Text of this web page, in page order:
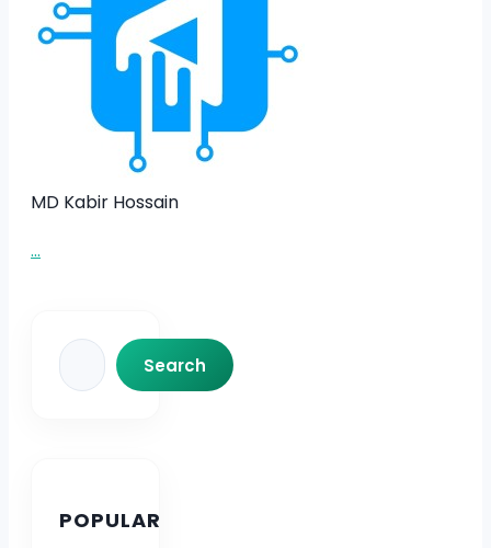
MD Kabir Hossain
...
Search
Search
POPULAR